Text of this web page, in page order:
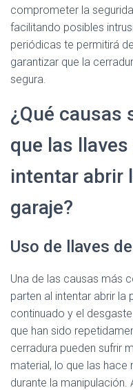
comprometer la
facilitando posibles
periódicas te permitirá
garantizar que la
segura.
¿Qué causas
que las
intentar abrir
garaje?
Uso de llaves
Una de las causas más
parten al intentar abrir la
continuado y el
que han sido
cerradura pueden sufrir
material, lo que las
durante la manipulación.